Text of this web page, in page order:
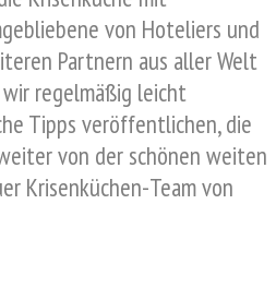
von Hoteliers und
Partnern aus aller Welt
regelmäßig leicht
Tipps veröffentlichen, die
von der schönen weiten
Krisenküchen-Team von